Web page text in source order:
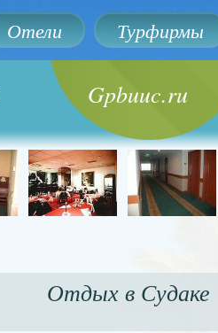
Отели Турфирмы
Gpbuuc.ru
Отдых в Судаке